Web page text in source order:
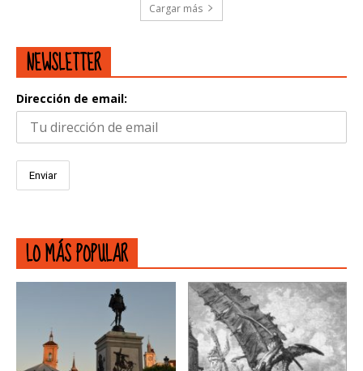
Cargar más
NEWSLETTER
Dirección de email:
LO MÁS POPULAR